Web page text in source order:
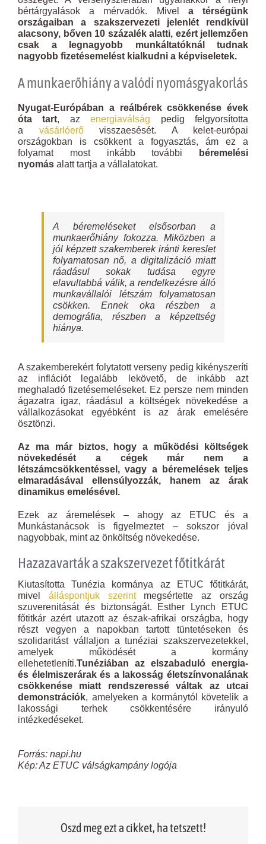
bértárgyalások a mérvadók. Mivel a térségünk
országaiban a szakszervezeti jelenlét rendkívül
alacsony, bőven 10 százalék alatti, ezért jellemzően
csak a legnagyobb munkáltatóknál tudnak
nagyobb fizetésemelést kialkudni a képviseletek.
A munkaerőhiány a valódi nyomásgyakorlás
Nyugat-Európában a reálbérek csökkenése évek
óta tart, azenergiaválság pedig felgyorsította
a vásárlóerővisszaesését. A kelet-európai
országokban is csökkent a fogyasztás, ám ez a
folyamat most inkább további
béremelési
nyomás alatt tartja a vállalatokat.
A béremeléseket elsősorban a
munkaerőhiány fokozza. Miközben a
jól képzett szakemberek iránti kereslet
folyamatosan nő, a digitalizáció miatt
ráadásul sokak tudása egyre
elavultabbá válik, a rendelkezésre álló
munkavállalói létszám folyamatosan
csökken. Ennek oka részben a
demográfia, részben a képzettség
hiánya.
A szakemberekért folytatott verseny pedig kikényszeríti
az inflációt legalább lekövető, de inkább azt
meghaladó fizetésemeléseket. Ez persze nem minden
ágazatra igaz, ráadásul a költségek növekedése a
vállalkozásokat egyébként is az árak emelésére
ösztönzi.
Az ma már biztos, hogy a működési költségek
növekedését a cégek már nem a
létszámcsökkentéssel, vagy a béremelések teljes
elmaradásával ellensúlyozzák, hanem az árak
dinamikus emelésével.
Ezek az áremelések – ahogy az ETUC és a
Munkástanácsok is figyelmeztet – sokszor jóval
nagyobbak, mint az önköltség növekedése.
Hazazavarták a szakszervezet főtitkárát
Kiutasította Tunézia kormánya az ETUC főtitkárát,
mivel álláspontjuk szerintmegsértette az ország
szuverenitását és biztonságát. Esther Lynch ETUC
főtitkár azért utazott az észak-afrikai országba, hogy
részt vegyen a napokban tartott tüntetéseken és
szolidaritást vállaljon a tunéziai szakszervezetekkel,
amelyek működését a kormány
ellehetetleníti.Tunéziában az elszabaduló energia-
és élelmiszerárak és a lakosság életszínvonalának
csökkenése miatt rendszeressé váltak az utcai
demonstrációk, amelyeken a kormánytól követelik a
lakossági terhek csökkentésére irányuló
intézkedéseket.
Forrás: napi.hu
Kép: Az ETUC válságkampány logója
Oszd meg ezt a cikket, ha tetszett!